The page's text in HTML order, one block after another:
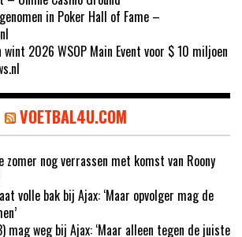
in Poker Hall of Fame –
wint 2026 WSOP Main Event voor $ 10 miljoen
VOETBAL4U.COM
zomer nog verrassen met komst van Roony
volle bak bij Ajax: ‘Maar opvolger mag de
mag weg bij Ajax: ‘Maar alleen tegen de juiste